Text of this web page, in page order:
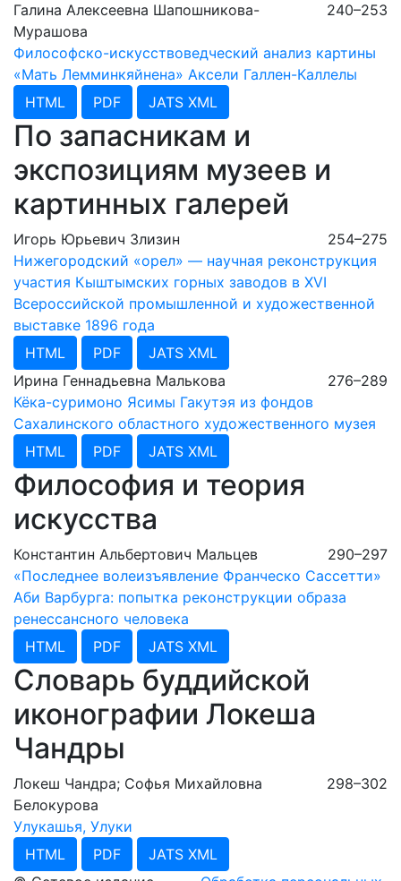
Галина Алексеевна Шапошникова-
Мурашова
240–253
Философско-искусствоведческий анализ картины
«Мать Лемминкяйнена» Аксели Галлен-Каллелы
HTML
PDF JATS XML
По запасникам и
экспозициям музеев и
картинных галерей
Игорь Юрьевич Злизин
254–275
Нижегородский «орел» — научная реконструкция
участия Кыштымских горных заводов в XVI
Всероссийской промышленной и художественной
выставке 1896 года
HTML
PDF
JATS XML
Ирина Геннадьевна Малькова
276–289
Кёка-суримоно Ясимы Гакутэя из фондов
Сахалинского областного художественного музея
HTML
PDF JATS XML
Философия и теория
искусства
Константин Альбертович Мальцев
290–297
«Последнее волеизъявление Франческо Сассетти»
Аби Варбурга: попытка реконструкции образа
ренессансного человека
HTML
PDF JATS XML
Словарь буддийской
иконографии Локеша
Чандры
Локеш Чандра; Софья Михайловна
Белокурова
298–302
Улукашья, Улуки
HTML
PDF
JATS XML